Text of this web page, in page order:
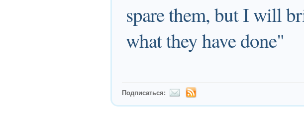
spare them, but I will
what they have done"
Подписаться: